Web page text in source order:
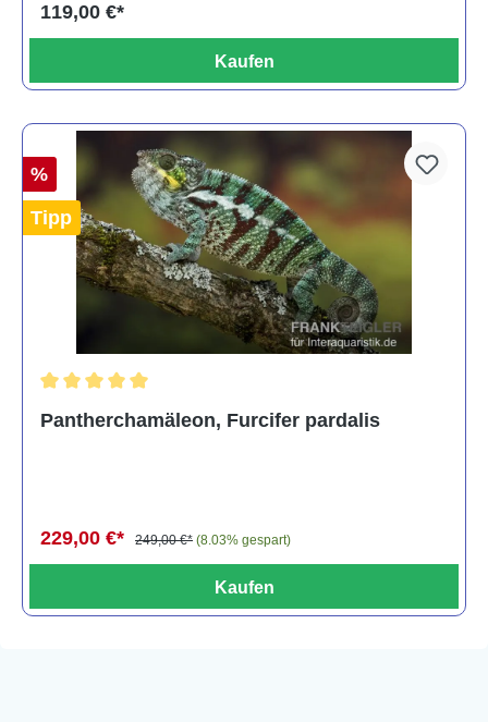
119,00 €*
Kaufen
%
Tipp
Pantherchamäleon, Furcifer pardalis
229,00 €* 249,00 €* (8.03% gespart)
Kaufen